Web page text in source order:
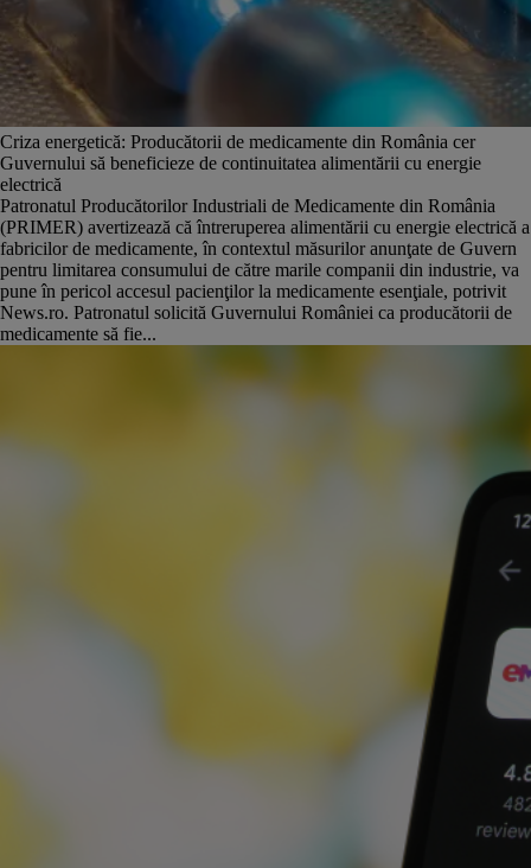
Criza energetică: Producătorii de medicamente din România cer
Guvernului să beneficieze de continuitatea alimentării cu energie
electrică
Patronatul Producătorilor Industriali de Medicamente din România
(PRIMER) avertizează că întreruperea alimentării cu energie electrică a
fabricilor de medicamente, în contextul măsurilor anunţate de Guvern
pentru limitarea consumului de către marile companii din industrie, va
pune în pericol accesul pacienţilor la medicamente esenţiale, potrivit
News.ro. Patronatul solicită Guvernului României ca producătorii de
medicamente să fie...